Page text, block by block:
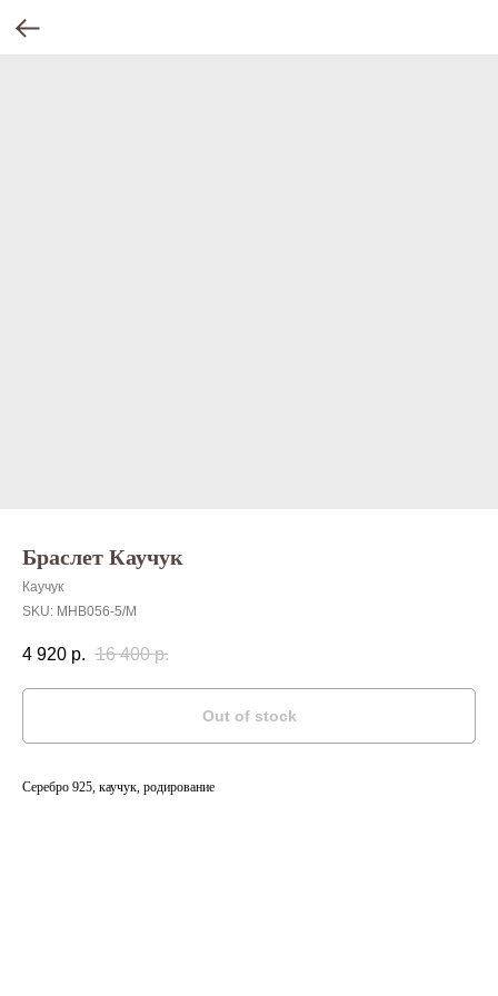
Браслет Каучук
Каучук
SKU: MHB056-5/M
4 920 р. 16 400 р.
Out of stock
Серебро 925, каучук, родирование